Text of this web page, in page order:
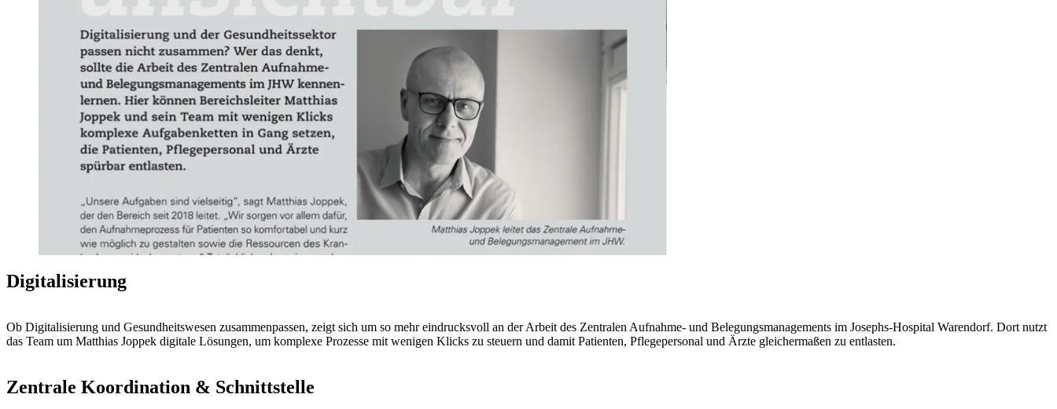
Digitalisierung
Ob Digitalisierung und Gesundheitswesen zusammenpassen, zeigt sich um so mehr eindrucksvoll an der Arbeit des Zentralen Aufnahme- und Belegungsmanagements im Josephs-Hospital Warendorf. Dort nutzt
das Team um Matthias Joppek digitale Lösungen, um komplexe Prozesse mit wenigen Klicks zu steuern und damit Patienten, Pflegepersonal und Ärzte gleichermaßen zu entlasten.
Zentrale Koordination & Schnittstelle